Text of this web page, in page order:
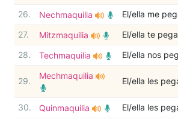
26. Nechmaquilia El/ella me
27. Mitzmaquilia El/ella te pega
28. Techmaquilia El/ella nos
29.
Mechmaquilia
El/ella les
30. Quinmaquilia El/ella les